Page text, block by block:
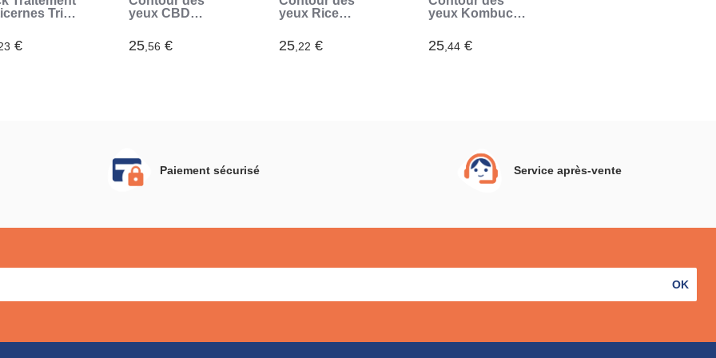
Triple
€
yeux CBD
InnovaGoods 15
ml
25,56 €
yeux Rice
InnovaGoods 15
ml
25,22 €
yeux Kombucha
InnovaGoods 15
ml
25 ,44 €
Paiement sécurisé Service après-vente
OK